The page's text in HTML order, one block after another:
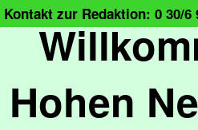
Hohen
Kontakt zur Redaktion: 0 30/6